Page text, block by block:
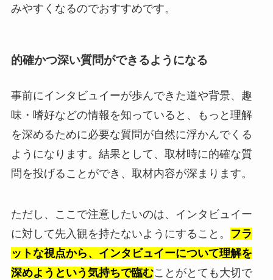
みやすくなるのでおすすめです。
的確かつ深い質問ができるようになる
事前にインタビュイーが歩んできた道や背景、趣
味・嗜好などの情報を知っていると、もっと理解
を深めるために必要な質問が自然に浮かんでくる
ようになります。結果として、取材時に的確な質
問を投げることができ、取材内容が深まります。
ただし、ここで注意したいのは、インタビュイー
に対して先入観を持たないようにすること。
フラ
ットな視点から、インタビュイーについて理解を
深めようという気持ちで臨むことがとても大切で